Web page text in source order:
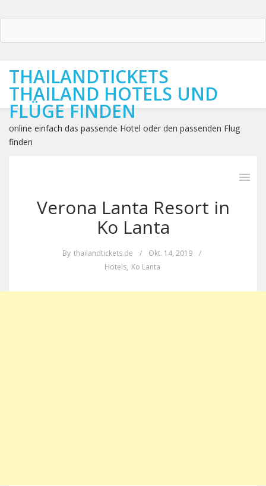
THAILANDTICKETS
THAILAND HOTELS UND
FLÜGE FINDEN
online einfach das passende Hotel oder den passenden Flug
finden
Verona Lanta Resort in
Ko Lanta
By thailandtickets.de / Okt. 14, 2019
/
Hotels, Ko Lanta